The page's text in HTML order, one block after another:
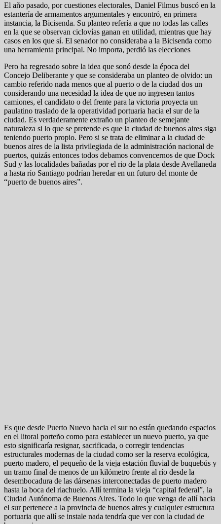
El año pasado, por cuestiones electorales, Daniel Filmus buscó en la
estantería de armamentos argumentales y encontró, en primera
instancia, la Bicisenda. Su planteo refería a que no todas las calles
en la que se observan ciclovías ganan en utilidad, mientras que hay
casos en los que sí. El senador no consideraba a la Bicisenda como
una herramienta principal. No importa, perdió las elecciones
Pero ha regresado sobre la idea que sonó desde la época del
Concejo Deliberante y que se consideraba un planteo de olvido: un
cambio referido nada menos que al puerto o de la ciudad dos un
considerando una necesidad la idea de que no ingresen tantos
camiones, el candidato o del frente para la victoria proyecta un
paulatino traslado de la operatividad portuaria hacia el sur de la
ciudad. Es verdaderamente extraño un planteo de semejante
naturaleza si lo que se pretende es que la ciudad de buenos aires siga
teniendo puerto propio. Pero si se trata de eliminar a la ciudad de
buenos aires de la lista privilegiada de la administración nacional de
puertos, quizás entonces todos debamos convencernos de que Dock
Sud y las localidades bañadas por el rio de la plata desde Avellaneda
a hasta río Santiago podrían heredar en un futuro del monte de
“puerto de buenos aires”.
Es que desde Puerto Nuevo hacia el sur no están quedando espacios
en el litoral porteño como para establecer un nuevo puerto, ya que
esto significaría resignar, sacrificada, o corregir tendencias
estructurales modernas de la ciudad como ser la reserva ecológica,
puerto madero, el pequeño de la vieja estación fluvial de buquebús y
un tramo final de menos de un kilómetro frente al río desde la
desembocadura de las dársenas interconectadas de puerto madero
hasta la boca del riachuelo. Allí termina la vieja “capital federal”, la
Ciudad Autónoma de Buenos Aires. Todo lo que venga de allí hacia
el sur pertenece a la provincia de buenos aires y cualquier estructura
portuaria que allí se instale nada tendría que ver con la ciudad de